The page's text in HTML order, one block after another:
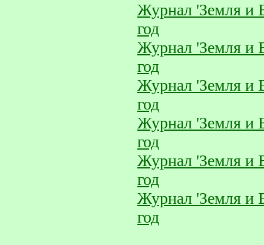
Журнал 'Земля и
год
Журнал 'Земля и
год
Журнал 'Земля и
год
Журнал 'Земля и
год
Журнал 'Земля и
год
Журнал 'Земля и
год